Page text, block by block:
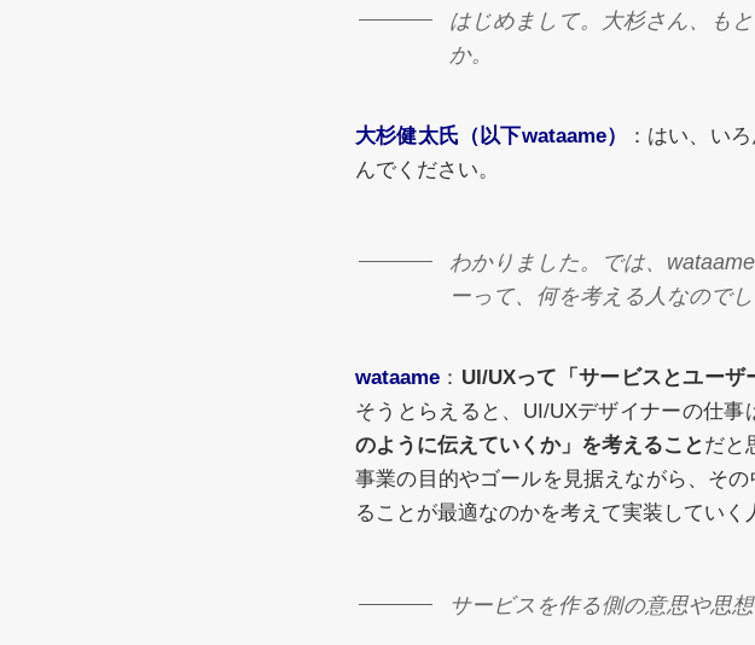
はじめまして。大杉さん、も
か。
大杉健太氏（以下wataame）
：はい、い
んでください。
わかりました。では、
ーって、何を考える人なのでし
wataame ： UI/UXって「サービスとユーザ
そうとらえると、UI/UXデザイナーの仕事
のように伝えていくか」を考えること だと
事業の目的やゴールを見据えながら、そ
ることが最適なのかを考えて実装していく
サービスを作る側の意思や思